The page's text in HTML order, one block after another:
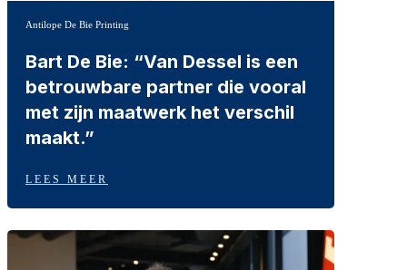
Antilope De Bie Printing
Bart De Bie: “Van Dessel is een
betrouwbare partner die vooral
met zijn maatwerk het verschil
maakt.”
LEES MEER